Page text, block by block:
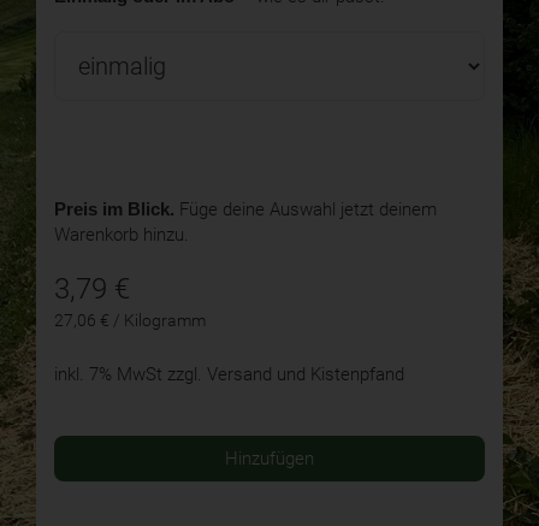
Preis im Blick. Füge deine Auswahl jetzt deinem
Warenkorb hinzu.
3,79 €
27,06 € / Kilogramm
inkl. 7% MwSt zzgl. Versand und Kistenpfand
Hinzufügen